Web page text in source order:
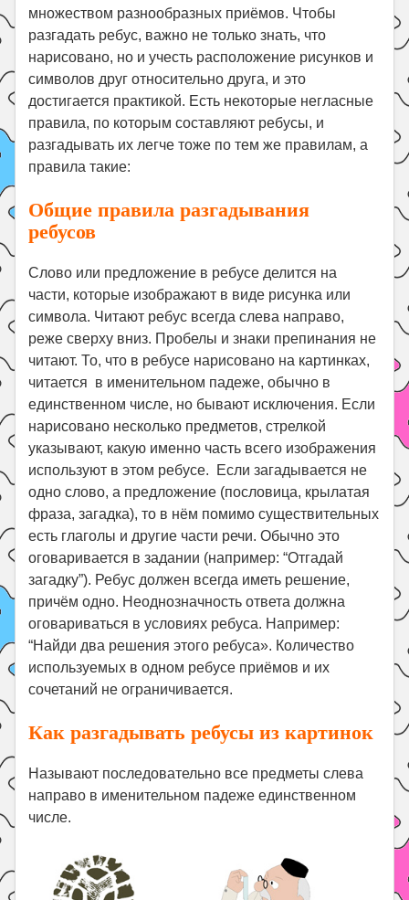
множеством разнообразных приёмов. Чтобы
разгадать ребус, важно не только знать, что
нарисовано, но и учесть расположение рисунков и
символов друг относительно друга, и это
достигается практикой. Есть некоторые негласные
правила, по которым составляют ребусы, и
разгадывать их легче тоже по тем же правилам, а
правила такие:
Общие правила разгадывания
ребусов
Слово или предложение в ребусе делится на
части, которые изображают в виде рисунка или
символа. Читают ребус всегда слева направо,
реже сверху вниз. Пробелы и знаки препинания не
читают. То, что в ребусе нарисовано на картинках,
читается в именительном падеже, обычно в
единственном числе, но бывают исключения. Если
нарисовано несколько предметов, стрелкой
указывают, какую именно часть всего изображения
используют в этом ребусе. Если загадывается не
одно слово, а предложение (пословица, крылатая
фраза, загадка), то в нём помимо существительных
есть глаголы и другие части речи. Обычно это
оговаривается в задании (например: “Отгадай
загадку”). Ребус должен всегда иметь решение,
причём одно. Неоднозначность ответа должна
оговариваться в условиях ребуса. Например:
“Найди два решения этого ребуса». Количество
используемых в одном ребусе приёмов и их
сочетаний не ограничивается.
Как разгадывать ребусы из картинок
Называют последовательно все предметы слева
направо в именительном падеже единственном
числе.